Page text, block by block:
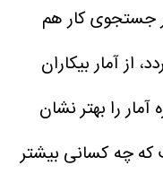
جستجوی کار هم
از آمار بیکاران
را بهتر نشان
چه کسانی بیشتر